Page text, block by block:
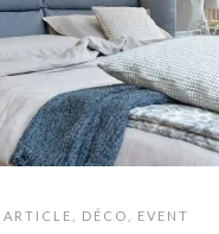
ARTICLE DÉCO EVENT